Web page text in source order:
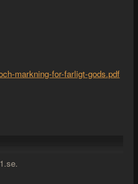
markning-for-farligt-gods.pdf